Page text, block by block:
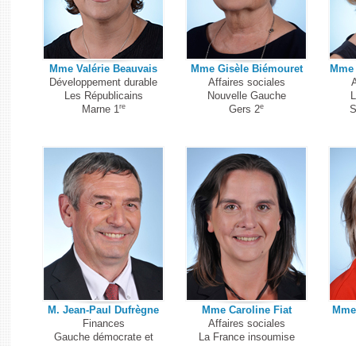
Mme Valérie Beauvais
Développement durable
Les Républicains
Marne 1re
Mme Gisèle Biémouret
Affaires sociales
Nouvelle Gauche
Gers 2e
M. Jean-Paul Dufrègne
Finances
Gauche démocrate et
Mme Caroline Fiat
Affaires sociales
La France insoumise